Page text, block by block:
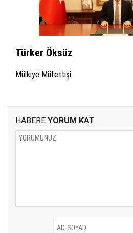
Türker Öksüz
Mülkiye Müfettişi
HABERE YORUM KAT